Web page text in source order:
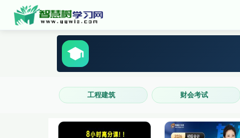
工程建筑 财会考试